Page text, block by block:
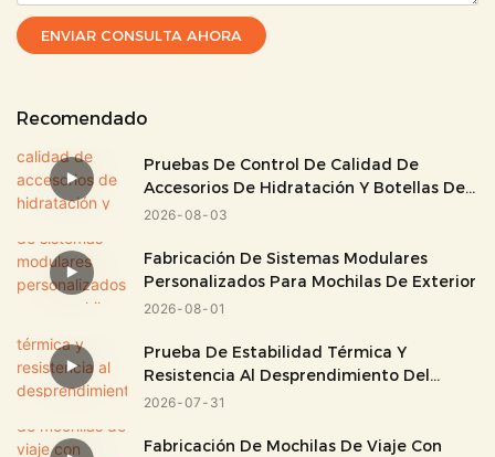
ENVIAR CONSULTA AHORA
Recomendado
Pruebas De Control De Calidad De
Accesorios De Hidratación Y Botellas De
Agua
2026 08 03
Fabricación De Sistemas Modulares
Personalizados Para Mochilas De Exterior
2026 08 01
Prueba De Estabilidad Térmica Y
Resistencia Al Desprendimiento Del
Tejido De PVC
2026 07 31
Fabricación De Mochilas De Viaje Con